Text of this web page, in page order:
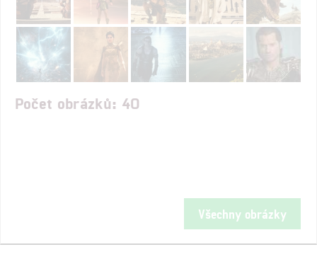
Počet obrázků: 40
Všechny obrázky